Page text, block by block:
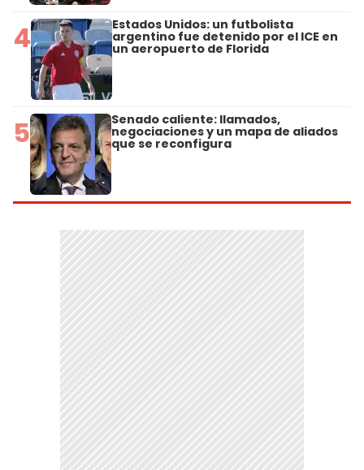
4 Estados Unidos: un futbolista
argentino fue detenido por el ICE en
un aeropuerto de Florida
5 Senado caliente: llamados,
negociaciones y un mapa de aliados
que se reconfigura